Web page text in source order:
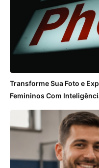
Transforme Sua Foto e
Femininos Com